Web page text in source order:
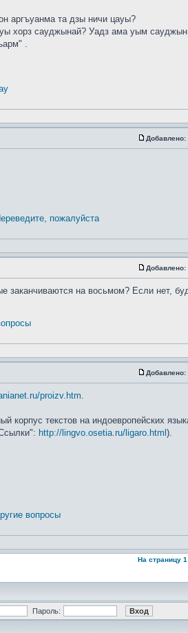
аргъуанма та дзы ничи цауы?
хорз сауджынай? Уадз ама уым
.
Добавлено:
пожалуйста
Добавлено:
заканчиваются на восьмом? Если нет,
Добавлено:
proizv.htm.
корпус текстов на индоевропейских
http://lingvo.osetia.ru/ligaro.html ).
вопросы
На страницу 1
Пароль: